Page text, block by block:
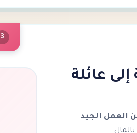
3
إلى عائلة
العمل الجيد